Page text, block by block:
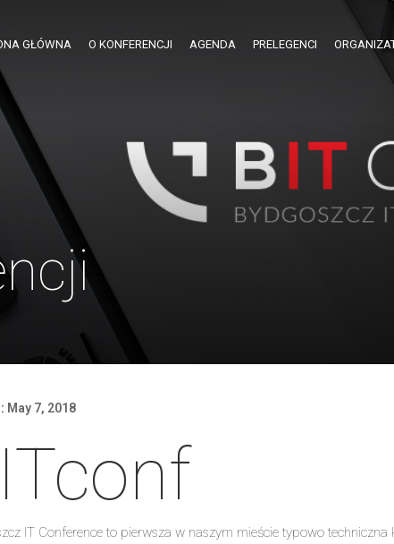
GŁÓWNA O KONFERENCJI AGENDA PRELEGENCI
May 7, 2018
IT Conference to pierwsza w naszym mieście typowo techniczna